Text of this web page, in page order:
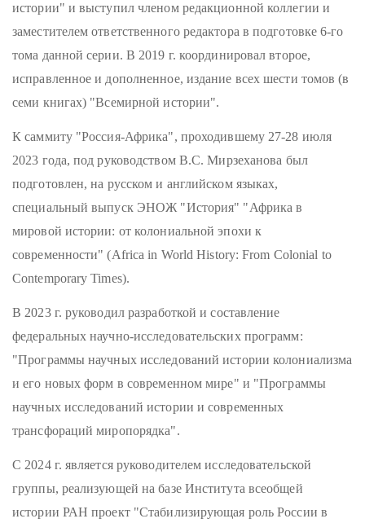
истории" и выступил членом редакционной коллегии и
заместителем ответственного редактора в подготовке 6-го
тома данной серии. В 2019 г. координировал второе,
исправленное и дополненное, издание всех шести томов (в
семи книгах) "Всемирной истории".
К саммиту "Россия-Африка", проходившему 27-28 июля
2023 года, под руководством В.С. Мирзеханова был
подготовлен, на русском и английском языках,
специальный выпуск ЭНОЖ "История" "Африка в
мировой истории: от колониальной эпохи к
современности" (Africa in World History: From Colonial to
Contemporary Times).
В 2023 г. руководил разработкой и составление
федеральных научно-исследовательских программ:
"Программы научных исследований истории колониализма
и его новых форм в современном мире" и "Программы
научных исследований истории и современных
трансфораций миропорядка".
С 2024 г. является руководителем исследовательской
группы, реализующей на базе Института всеобщей
истории РАН проект "Стабилизирующая роль России в